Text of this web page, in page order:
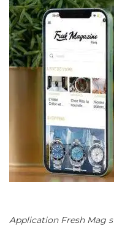
Application Fresh Mag